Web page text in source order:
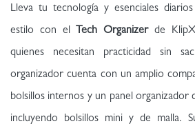
Lleva tu tecnología y esenciales
estilo con el
Tech Organizerde
quienes necesitan practicidad sin
organizador cuenta con un amplio
bolsillos internos y un panel organizador
incluyendo bolsillos mini y de malla.